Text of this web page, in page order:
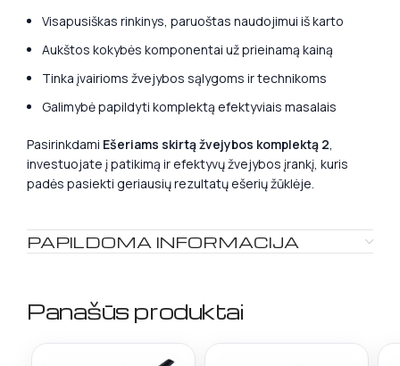
Visapusiškas rinkinys, paruoštas naudojimui iš karto
Aukštos kokybės komponentai už prieinamą kainą
Tinka įvairioms žvejybos sąlygoms ir technikoms
Galimybė papildyti komplektą efektyviais masalais
Pasirinkdami Ešeriams skirtą žvejybos komplektą 2,
investuojate į patikimą ir efektyvų žvejybos įrankį, kuris
padės pasiekti geriausių rezultatų ešerių žūklėje.
PAPILDOMA INFORMACIJA
Panašūs produktai